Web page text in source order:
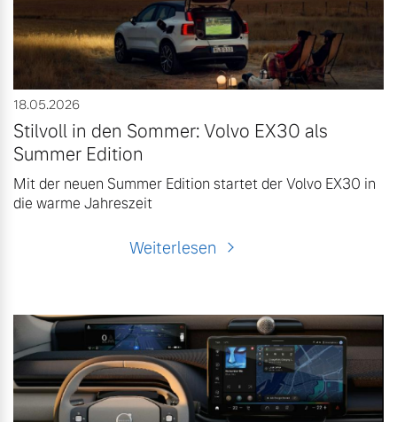
18.05.2026
Stilvoll in den Sommer: Volvo EX30 als
Summer Edition
Mit der neuen Summer Edition startet der Volvo EX30 in
die warme Jahreszeit
Weiterlesen